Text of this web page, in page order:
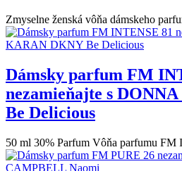
Zmyselne ženská vôňa dámskeho
Dámsky parfum FM
nezamieňajte s
Be Delicious
50 ml 30% Parfum Vôňa parfumu FM